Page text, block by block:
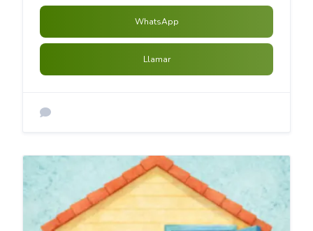
WhatsApp
Llamar